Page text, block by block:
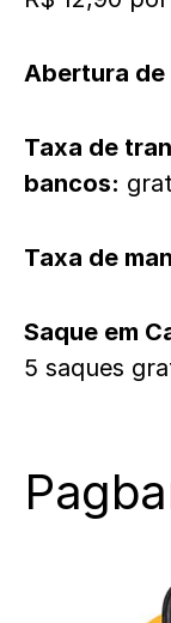
Abertura
Taxa de
bancos:
Taxa de
Saque em
5 saques